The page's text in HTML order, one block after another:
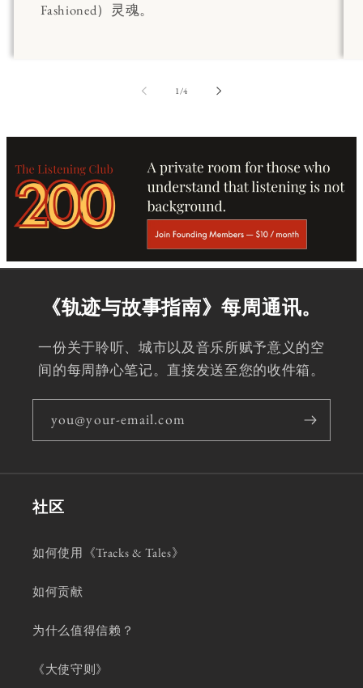
Fashioned）灵魂。
1/第
4
《轨迹与故事指南》每周通讯。
一份关于聆听、城市以及音乐所赋予意义的空
间的每周静心笔记。直接发送至您的收件箱。
you@your-email.com
社区
如何使用《Tracks & Tales》
如何贡献
为什么值得信赖？
《大使守则》